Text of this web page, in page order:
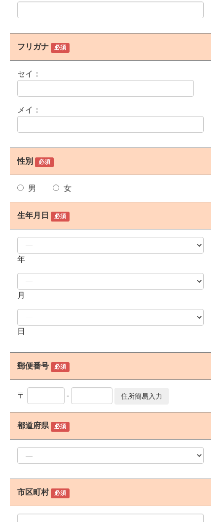
フリガナ 必須
セイ：
メイ：
性別 必須
男 女
生年月日 必須
年
月
日
郵便番号 必須
〒 - 住所簡易入力
都道府県 必須
市区町村 必須